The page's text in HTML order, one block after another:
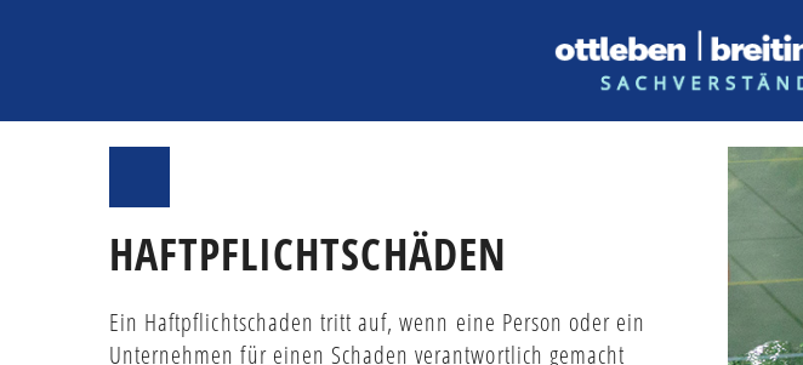
HAFTPFLICHTSCHÄDEN
Ein Haftpflichtschaden tritt auf, wenn eine Person oder ein
Unternehmen für einen Schaden verantwortlich gemacht